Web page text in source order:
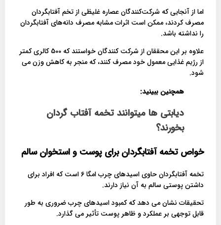
اما از آنجایی که شرکت‌کنندگان عصاره غلیظی از تخم آفتابگردان
مصرف کردند، ممکن است اثرات مشابه مصرف دانه‌های آفتابگردان
را نداشته باشد.
علاوه بر این محققان از شرکت کنندگان خواستند که 500 کالری کمتر
از رژیم غذایی معمول خود مصرف کنند، که منجر به کاهش وزن می
شود.
همچنین ببینید:
دیابتی ها میتوانند تخمه آفتاب گردان
بخورند؟
خواص تخمه آفتابگردان برای پوست و استخوان سالم
تخمه آفتابگردان حاوی اسیدهای چرب امگا 6 است که افراد برای
داشتن پوستی سالم به آن نیاز دارند.
تحقیقات نشان می دهد که کمبود اسیدهای چرب ضروری به طور
قابل توجهی بر عملکرد و ظاهر پوست تأثیر می گذارد.